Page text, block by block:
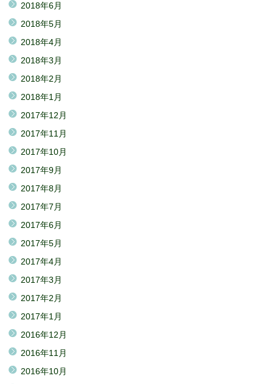
2018年6月
2018年5月
2018年4月
2018年3月
2018年2月
2018年1月
2017年12月
2017年11月
2017年10月
2017年9月
2017年8月
2017年7月
2017年6月
2017年5月
2017年4月
2017年3月
2017年2月
2017年1月
2016年12月
2016年11月
2016年10月